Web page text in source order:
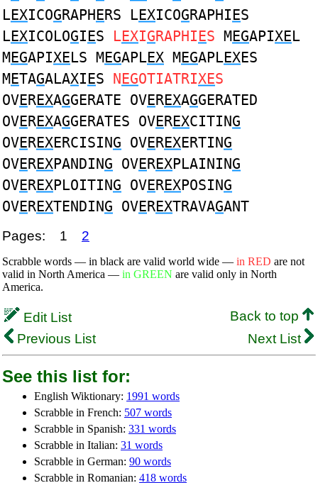
LEXICOGRAPHERS LEXICOGRAPHIES
LEXICOLOGIES LEXIGRAPHIES MEGAPIXEL
MEGAPIXELS MEGAPLEX MEGAPLEXES
METAGALAXIES NEGOTIATRIXES
OVEREXAGGERATE OVEREXAGGERATED
OVEREXAGGERATES OVEREXCITING
OVEREXERCISING OVEREXERTING
OVEREXPANDING OVEREXPLAINING
OVEREXPLOITING OVEREXPOSING
OVEREXTENDING OVEREXTRAVAGANT
Pages: 1 2
Scrabble words — in black are valid world wide — in RED are not
valid in North America — in GREEN are valid only in North
America.
Edit List
Back to top
Previous List
Next List
See this list for:
English Wiktionary: 1991 words
Scrabble in French: 507 words
Scrabble in Spanish: 331 words
Scrabble in Italian: 31 words
Scrabble in German: 90 words
Scrabble in Romanian: 418 words